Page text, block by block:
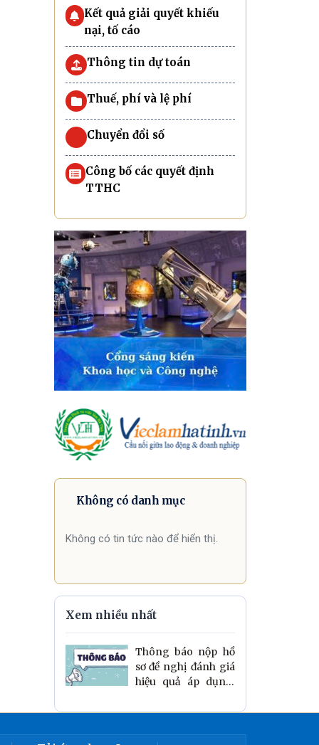
Kết quả giải quyết khiếu
nại, tố cáo
Thông tin dự toán
Thuế, phí và lệ phí
Chuyển đổi số
Công bố các quyết định
TTHC
Không có danh mục
Không có tin tức nào để hiển thị.
Xem nhiều nhất
Thông báo nộp hồ
sơ đề nghị đánh giá
hiệu quả áp dụng,
rộng của sáng kiến
2026